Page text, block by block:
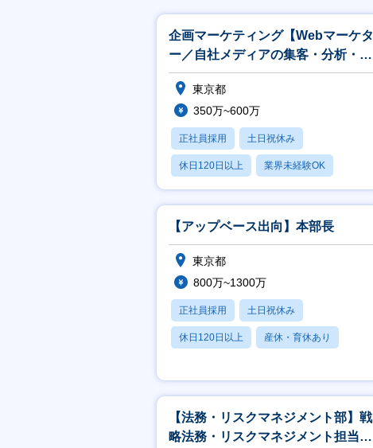
企画マーケティング【Webマーケタ
ー／自社メディアの集客・分析・戦
略・実行まで幅広くお任せ】
東京都
350万~600万
正社員採用 土日祝休み
休日120日以上 業界未経験OK
産休・育休あり
【アップベース出向】本部長
東京都
800万~1300万
正社員採用 土日祝休み
休日120日以上 産休・育休あり
【法務・リスクマネジメント部】戦
略法務・リスクマネジメント担当